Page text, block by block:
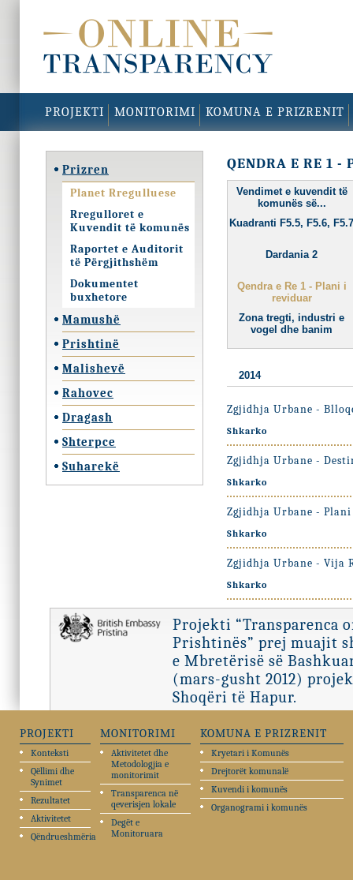
PROJEKTI MONITORIMI KOMUNA E PRIZRENIT
Prizren
Planet Rregulluese
Rregulloret e
Kuvendit të komunës
Raportet e Auditorit
të Përgjithshëm
Dokumentet
buxhetore
Mamushë
Prishtinë
Malishevë
Rahovec
Dragash
Shterpce
Suharekë
QENDRA E RE 1 -
Vendimet e kuvendit të
komunës së...
Kuadranti F5.5, F5.6,
Dardania 2
Qendra e Re 1 - Plani i
reviduar
Zona tregti, industri e
vogel dhe banim
2014
Zgjidhja Urbane -
Shkarko
Zgjidhja Urbane -
Shkarko
Zgjidhja Urbane -
Shkarko
Zgjidhja Urbane - Vija
Shkarko
Projekti “Transparenca
Prishtinës” prej muajit
e Mbretërisë së
(mars-gusht 2012)
Shoqëri të Hapur.
PROJEKTI
Konteksti
Qëllimi dhe
Synimet
Rezultatet
Aktivitetet
Qëndrueshmëria
MONITORIMI
Aktivitetet dhe
Metodologjia e
monitorimit
Transparenca në
qeverisjen lokale
Degët e
Monitoruara
KOMUNA E PRIZRENIT
Kryetari i Komunës
Drejtorët komunalë
Kuvendi i komunës
Organogrami i komunës